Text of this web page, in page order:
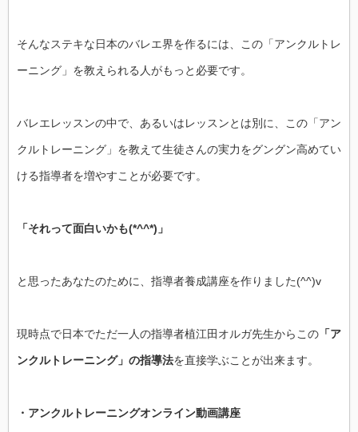
そんなステキな日本のバレエ界を作るには、この「アンクルトレ
ーニング」を教えられる人がもっと必要です。
バレエレッスンの中で、あるいはレッスンとは別に、この「アン
クルトレーニング」を教えて生徒さんの実力をグングン高めてい
ける指導者を増やすことが必要です。
「それって面白いかも(*^^*)」
と思ったあなたのために、指導者養成講座を作りました(^^)v
現時点で日本でただ一人の指導者植江田オルガ先生からこの 「ア
ンクルトレーニング」の指導法を直接学ぶことが出来ます。
・アンクルトレーニングオンライン動画講座